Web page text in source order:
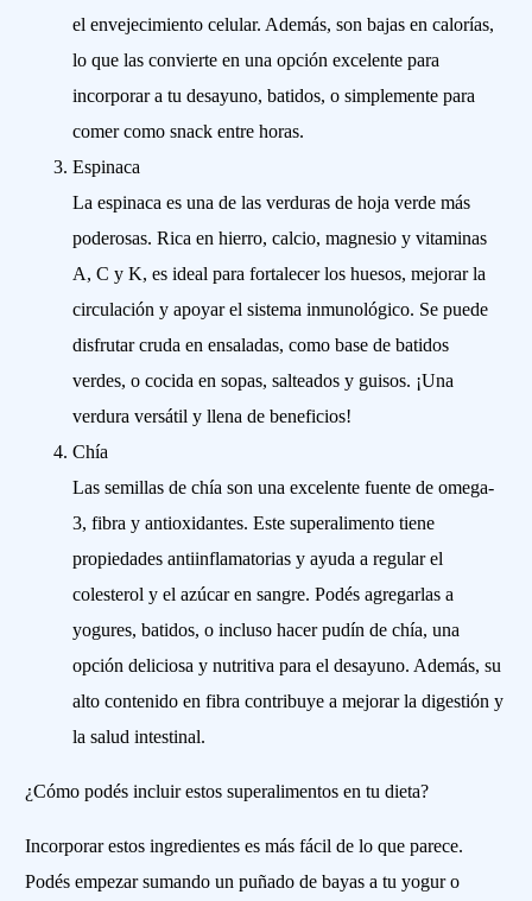
el envejecimiento celular. Además, son bajas en calorías,
lo que las convierte en una opción excelente para
incorporar a tu desayuno, batidos, o simplemente para
comer como snack entre horas.
Espinaca
La espinaca es una de las verduras de hoja verde más
poderosas. Rica en hierro, calcio, magnesio y vitaminas
A, C y K, es ideal para fortalecer los huesos, mejorar la
circulación y apoyar el sistema inmunológico. Se puede
disfrutar cruda en ensaladas, como base de batidos
verdes, o cocida en sopas, salteados y guisos. ¡Una
verdura versátil y llena de beneficios!
Chía
Las semillas de chía son una excelente fuente de omega-
3, fibra y antioxidantes. Este superalimento tiene
propiedades antiinflamatorias y ayuda a regular el
colesterol y el azúcar en sangre. Podés agregarlas a
yogures, batidos, o incluso hacer pudín de chía, una
opción deliciosa y nutritiva para el desayuno. Además, su
alto contenido en fibra contribuye a mejorar la digestión y
la salud intestinal.
¿Cómo podés incluir estos superalimentos en tu dieta?
Incorporar estos ingredientes es más fácil de lo que parece.
Podés empezar sumando un puñado de bayas a tu yogur o